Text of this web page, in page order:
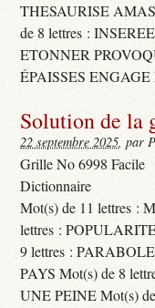
THESAURISE
de 8 lettres :
ETONNER
ÉPAISSES
Solution de la
22 septembre 2025, par
Grille No 6998 Facile
Dictionnaire
Mot(s) de 11 lettres :
lettres :
9 lettres :
PAYS Mot(s) de 8
UNE PEINE Mot(s)